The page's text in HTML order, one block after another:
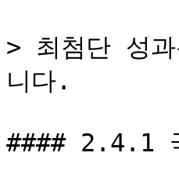
> 최첨단 성
니다.
#### 2.4.1